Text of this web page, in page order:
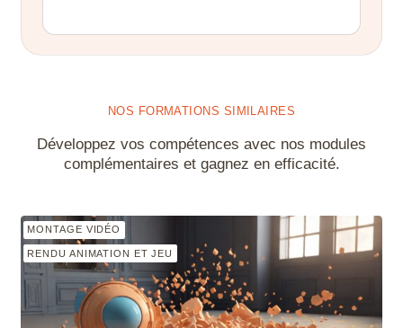
NOS FORMATIONS SIMILAIRES
Développez vos compétences avec nos modules
complémentaires et gagnez en efficacité.
MONTAGE VIDÉO
RENDU ANIMATION ET JEU